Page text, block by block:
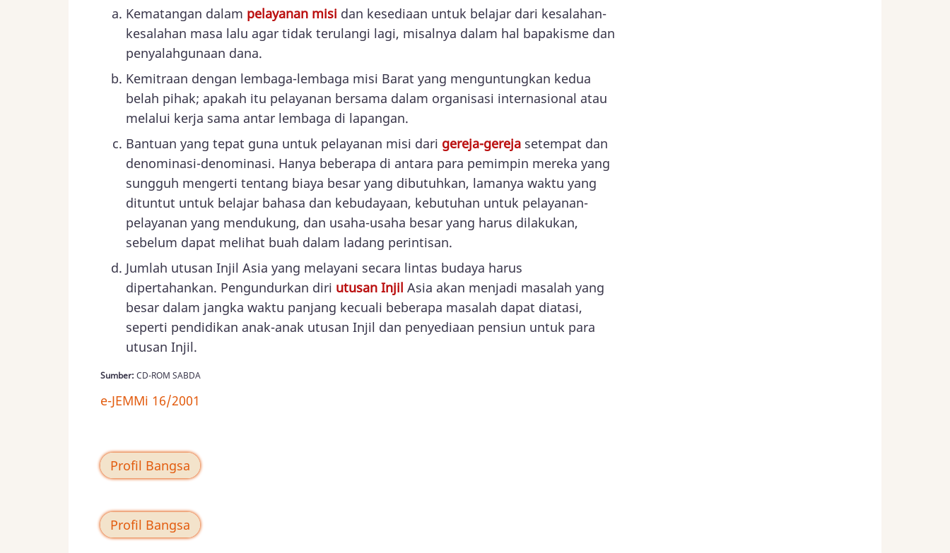
Kematangan dalam pelayanan misi dan kesediaan untuk belajar dari kesalahan-
kesalahan masa lalu agar tidak terulangi lagi, misalnya dalam hal bapakisme dan
penyalahgunaan dana.
Kemitraan dengan lembaga-lembaga misi Barat yang menguntungkan kedua
belah pihak; apakah itu pelayanan bersama dalam organisasi internasional atau
melalui kerja sama antar lembaga di lapangan.
Bantuan yang tepat guna untuk pelayanan misi dari gereja-gereja setempat dan
denominasi-denominasi. Hanya beberapa di antara para pemimpin mereka yang
sungguh mengerti tentang biaya besar yang dibutuhkan, lamanya waktu yang
dituntut untuk belajar bahasa dan kebudayaan, kebutuhan untuk pelayanan-
pelayanan yang mendukung, dan usaha-usaha besar yang harus dilakukan,
sebelum dapat melihat buah dalam ladang perintisan.
Jumlah utusan Injil Asia yang melayani secara lintas budaya harus
dipertahankan. Pengundurkan diri utusan Injil Asia akan menjadi masalah yang
besar dalam jangka waktu panjang kecuali beberapa masalah dapat diatasi,
seperti pendidikan anak-anak utusan Injil dan penyediaan pensiun untuk para
utusan Injil.
Sumber: CD-ROM SABDA
e-JEMMi 16/2001
Profil Bangsa
Profil Bangsa